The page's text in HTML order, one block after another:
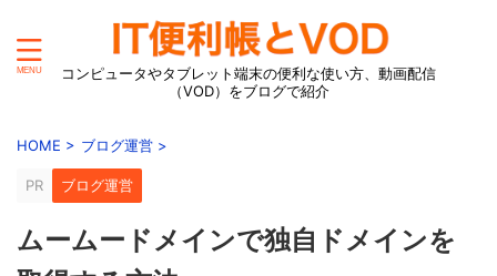
コンピュータやタブレット端末の便利な使い方、動画配信
（VOD）をブログで紹介
HOME > ブログ運営 >
PR ブログ運営
ムームードメインで独自ドメインを